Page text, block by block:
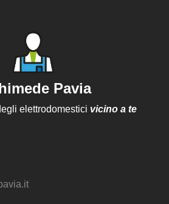
Pavia
elettrodomestici vicino a te